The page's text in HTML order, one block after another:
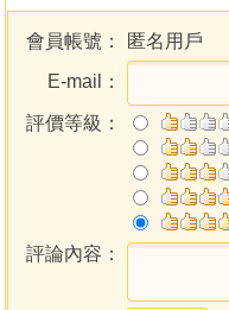
精神亂
天羅地網符
隔路符
楊公符
出煞符
會員帳號：
匿名用戶
E-mail：
評價等級：
評論內容：